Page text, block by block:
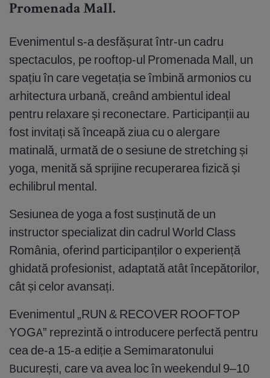
Promenada Mall.
Evenimentul s-a desfășurat într-un cadru
spectaculos, pe rooftop-ul Promenada Mall, un
spațiu în care vegetația se îmbină armonios cu
arhitectura urbană, creând ambientul ideal
pentru relaxare și reconectare. Participanții au
fost invitați să înceapă ziua cu o alergare
matinală, urmată de o sesiune de stretching și
yoga, menită să sprijine recuperarea fizică și
echilibrul mental.
Sesiunea de yoga a fost susținută de un
instructor specializat din cadrul World Class
România, oferind participanților o experiență
ghidată profesionist, adaptată atât începătorilor,
cât și celor avansați.
Evenimentul „RUN & RECOVER ROOFTOP
YOGA” reprezintă o introducere perfectă pentru
cea de-a 15-a ediție a Semimaratonului
București, care va avea loc în weekendul 9–10